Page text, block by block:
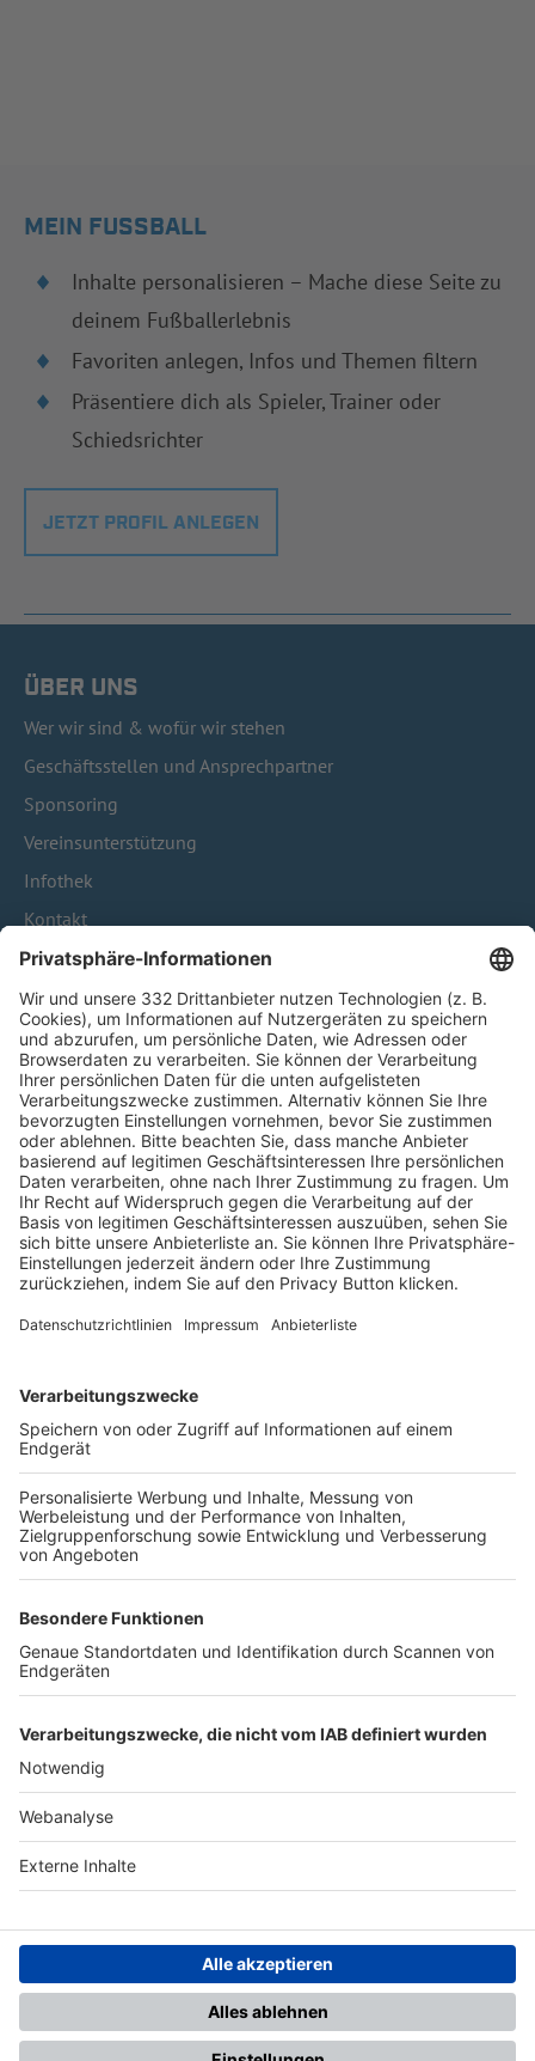
MEIN FUSSBALL
Inhalte personalisieren – Mache diese Seite zu
deinem Fußballerlebnis
Favoriten anlegen, Infos und Themen filtern
Präsentiere dich als Spieler, Trainer oder
Schiedsrichter
JETZT PROFIL ANLEGEN
ÜBER UNS
Wer wir sind & wofür wir stehen
Geschäftsstellen und Ansprechpartner
Sponsoring
Vereinsunterstützung
Infothek
Kontakt
HÄUFIG BESUCHTE SEITEN
Pässe und Vereinswechsel
Trainerausbildung
Schulungsangebot Vereinsmitarbeiter
BFV-Geschäftsstellen
Trainerbörse
Login SpielPlus
FOLGE DEM BFV
TOP-VEREINE
TOP-PARTNER
Nutzungsbedingungen Datenschutz Impressum